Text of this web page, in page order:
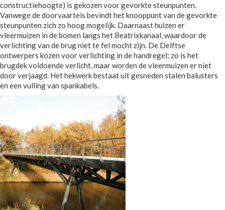
constructiehoogte) is gekozen voor gevorkte steunpunten.
Vanwege de doorvaarteis bevindt het knooppunt van de gevorkte
steunpunten zich zo hoog mogelijk. Daarnaast huizen er
vleermuizen in de bomen langs het Beatrixkanaal, waardoor de
verlichting van de brug niet te fel mocht zijn. De Delftse
ontwerpers kozen voor verlichting in de handregel; zo is het
brugdek voldoende verlicht, maar worden de vleermuizen er niet
door verjaagd. Het hekwerk bestaat uit gesneden stalen balusters
en een vulling van spankabels.